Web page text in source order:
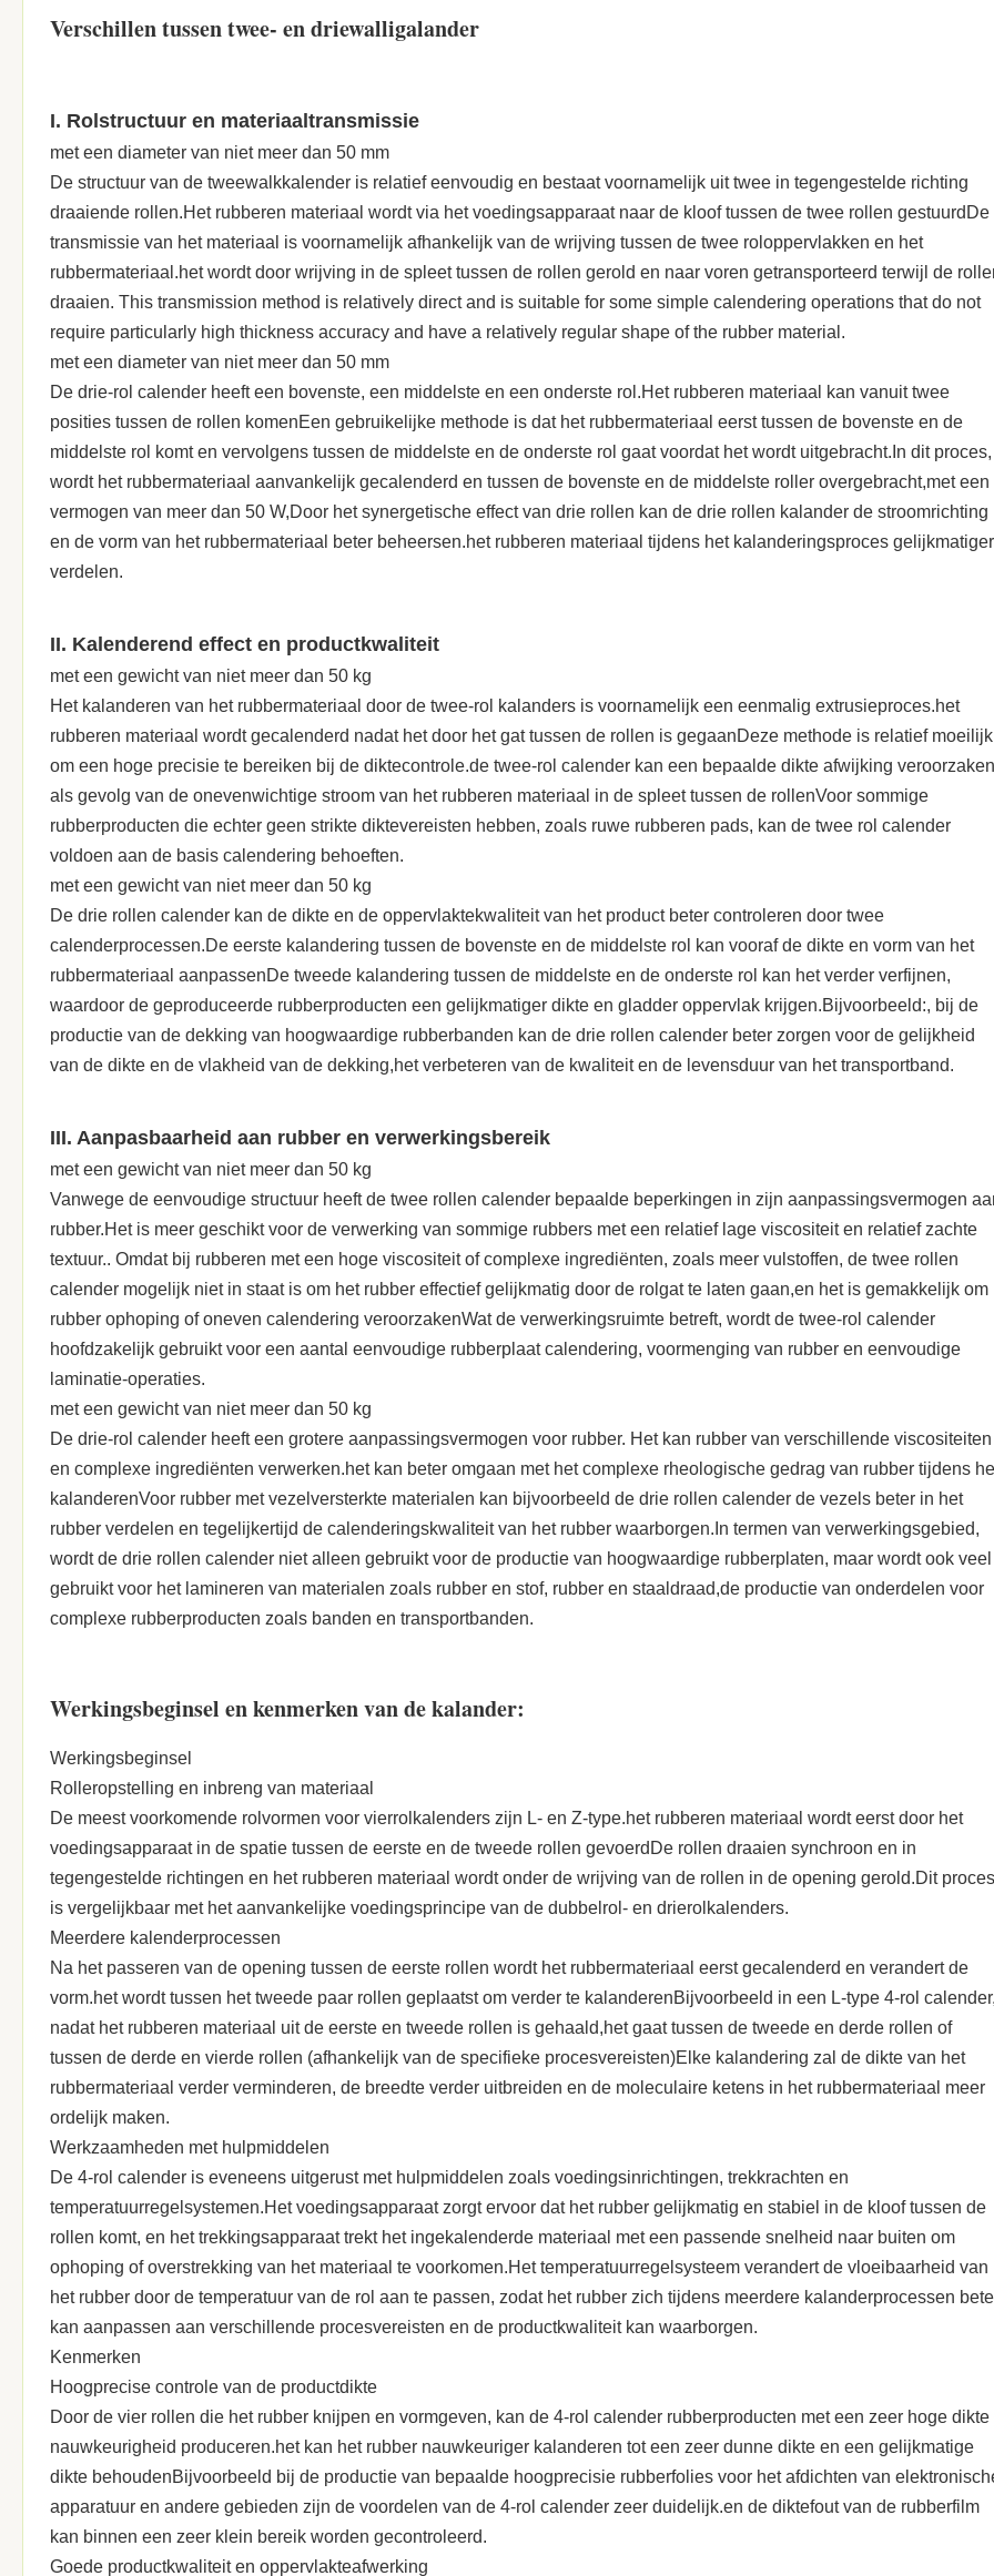
Verschillen tussen twee- en driewalligalander
I. Rolstructuur en materiaaltransmissie
met een diameter van niet meer dan 50 mm
De structuur van de tweewalkkalender is relatief eenvoudig en bestaat voornamelijk uit twee in tegengestelde richting
draaiende rollen.Het rubberen materiaal wordt via het voedingsapparaat naar de kloof tussen de twee rollen gestuurdDe
transmissie van het materiaal is voornamelijk afhankelijk van de wrijving tussen de twee roloppervlakken en het
rubbermateriaal.het wordt door wrijving in de spleet tussen de rollen gerold en naar voren getransporteerd terwijl de
draaien. This transmission method is relatively direct and is suitable for some simple calendering operations that do not
require particularly high thickness accuracy and have a relatively regular shape of the rubber material.
met een diameter van niet meer dan 50 mm
De drie-rol calender heeft een bovenste, een middelste en een onderste rol.Het rubberen materiaal kan vanuit twee
posities tussen de rollen komenEen gebruikelijke methode is dat het rubbermateriaal eerst tussen de bovenste en de
middelste rol komt en vervolgens tussen de middelste en de onderste rol gaat voordat het wordt uitgebracht.In dit proces,
wordt het rubbermateriaal aanvankelijk gecalenderd en tussen de bovenste en de middelste roller overgebracht,met een
vermogen van meer dan 50 W,Door het synergetische effect van drie rollen kan de drie rollen kalander de stroomrichting
en de vorm van het rubbermateriaal beter beheersen.het rubberen materiaal tijdens het kalanderingsproces gelijkmatiger
verdelen.
II. Kalenderend effect en productkwaliteit
met een gewicht van niet meer dan 50 kg
Het kalanderen van het rubbermateriaal door de twee-rol kalanders is voornamelijk een eenmalig extrusieproces.het
rubberen materiaal wordt gecalenderd nadat het door het gat tussen de rollen is gegaanDeze methode is relatief moeilijk
om een hoge precisie te bereiken bij de diktecontrole.de twee-rol calender kan een bepaalde dikte afwijking veroorzaken
als gevolg van de onevenwichtige stroom van het rubberen materiaal in de spleet tussen de rollenVoor sommige
rubberproducten die echter geen strikte diktevereisten hebben, zoals ruwe rubberen pads, kan de twee rol calender
voldoen aan de basis calendering behoeften.
met een gewicht van niet meer dan 50 kg
De drie rollen calender kan de dikte en de oppervlaktekwaliteit van het product beter controleren door twee
calenderprocessen.De eerste kalandering tussen de bovenste en de middelste rol kan vooraf de dikte en vorm van het
rubbermateriaal aanpassenDe tweede kalandering tussen de middelste en de onderste rol kan het verder verfijnen,
waardoor de geproduceerde rubberproducten een gelijkmatiger dikte en gladder oppervlak krijgen.Bijvoorbeeld:, bij de
productie van de dekking van hoogwaardige rubberbanden kan de drie rollen calender beter zorgen voor de gelijkheid
van de dikte en de vlakheid van de dekking,het verbeteren van de kwaliteit en de levensduur van het transportband.
III. Aanpasbaarheid aan rubber en verwerkingsbereik
met een gewicht van niet meer dan 50 kg
Vanwege de eenvoudige structuur heeft de twee rollen calender bepaalde beperkingen in zijn aanpassingsvermogen
rubber.Het is meer geschikt voor de verwerking van sommige rubbers met een relatief lage viscositeit en relatief zachte
textuur.. Omdat bij rubberen met een hoge viscositeit of complexe ingrediënten, zoals meer vulstoffen, de twee rollen
calender mogelijk niet in staat is om het rubber effectief gelijkmatig door de rolgat te laten gaan,en het is gemakkelijk om
rubber ophoping of oneven calendering veroorzakenWat de verwerkingsruimte betreft, wordt de twee-rol calender
hoofdzakelijk gebruikt voor een aantal eenvoudige rubberplaat calendering, voormenging van rubber en eenvoudige
laminatie-operaties.
met een gewicht van niet meer dan 50 kg
De drie-rol calender heeft een grotere aanpassingsvermogen voor rubber. Het kan rubber van verschillende viscositeiten
en complexe ingrediënten verwerken.het kan beter omgaan met het complexe rheologische gedrag van rubber tijdens
kalanderenVoor rubber met vezelversterkte materialen kan bijvoorbeeld de drie rollen calender de vezels beter in het
rubber verdelen en tegelijkertijd de calenderingskwaliteit van het rubber waarborgen.In termen van verwerkingsgebied,
wordt de drie rollen calender niet alleen gebruikt voor de productie van hoogwaardige rubberplaten, maar wordt ook veel
gebruikt voor het lamineren van materialen zoals rubber en stof, rubber en staaldraad,de productie van onderdelen voor
complexe rubberproducten zoals banden en transportbanden.
Werkingsbeginsel en kenmerken van de kalander:
Werkingsbeginsel
Rolleropstelling en inbreng van materiaal
De meest voorkomende rolvormen voor vierrolkalenders zijn L- en Z-type.het rubberen materiaal wordt eerst door het
voedingsapparaat in de spatie tussen de eerste en de tweede rollen gevoerdDe rollen draaien synchroon en in
tegengestelde richtingen en het rubberen materiaal wordt onder de wrijving van de rollen in de opening gerold.Dit proces
is vergelijkbaar met het aanvankelijke voedingsprincipe van de dubbelrol- en drierolkalenders.
Meerdere kalenderprocessen
Na het passeren van de opening tussen de eerste rollen wordt het rubbermateriaal eerst gecalenderd en verandert de
vorm.het wordt tussen het tweede paar rollen geplaatst om verder te kalanderenBijvoorbeeld in een L-type 4-rol
nadat het rubberen materiaal uit de eerste en tweede rollen is gehaald,het gaat tussen de tweede en derde rollen of
tussen de derde en vierde rollen (afhankelijk van de specifieke procesvereisten)Elke kalandering zal de dikte van het
rubbermateriaal verder verminderen, de breedte verder uitbreiden en de moleculaire ketens in het rubbermateriaal meer
ordelijk maken.
Werkzaamheden met hulpmiddelen
De 4-rol calender is eveneens uitgerust met hulpmiddelen zoals voedingsinrichtingen, trekkrachten en
temperatuurregelsystemen.Het voedingsapparaat zorgt ervoor dat het rubber gelijkmatig en stabiel in de kloof tussen de
rollen komt, en het trekkingsapparaat trekt het ingekalenderde materiaal met een passende snelheid naar buiten om
ophoping of overstrekking van het materiaal te voorkomen.Het temperatuurregelsysteem verandert de vloeibaarheid van
het rubber door de temperatuur van de rol aan te passen, zodat het rubber zich tijdens meerdere kalanderprocessen
kan aanpassen aan verschillende procesvereisten en de productkwaliteit kan waarborgen.
Kenmerken
Hoogprecise controle van de productdikte
Door de vier rollen die het rubber knijpen en vormgeven, kan de 4-rol calender rubberproducten met een zeer hoge dikte
nauwkeurigheid produceren.het kan het rubber nauwkeuriger kalanderen tot een zeer dunne dikte en een gelijkmatige
dikte behoudenBijvoorbeeld bij de productie van bepaalde hoogprecisie rubberfolies voor het afdichten van
apparatuur en andere gebieden zijn de voordelen van de 4-rol calender zeer duidelijk.en de diktefout van de rubberfilm
kan binnen een zeer klein bereik worden gecontroleerd.
Goede productkwaliteit en oppervlakteafwerking